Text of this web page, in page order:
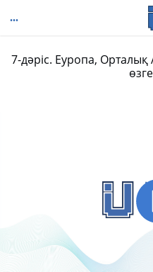
7-дәріс. Еуропа,